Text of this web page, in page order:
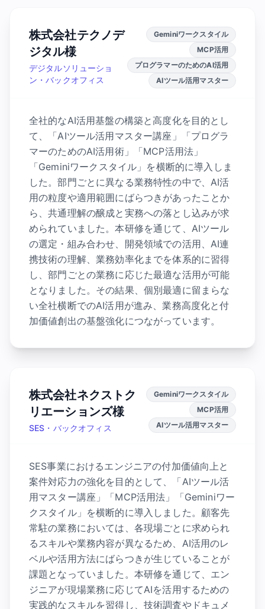
株式会社テクノデ
ジタル様
デジタルソリューショ
ン・バックオフィス
Geminiワークスタイル
MCP活用
プログラマーのためのAI活用
AIツール活用マスター
全社的なAI活用基盤の構築と高度化を目的とし
て、「AIツール活用マスター講座」「プログラ
マーのためのAI活用術」「MCP活用法」
「Geminiワークスタイル」を横断的に導入しま
した。部門ごとに異なる業務特性の中で、AI活
用の粒度や適用範囲にばらつきがあったことか
ら、共通理解の醸成と実務への落とし込みが求
められていました。本研修を通じて、AIツール
の選定・組み合わせ、開発領域での活用、AI連
携技術の理解、業務効率化までを体系的に習得
し、部門ごとの業務に応じた最適な活用が可能
となりました。その結果、個別最適に留まらな
い全社横断でのAI活用が進み、業務高度化と付
加価値創出の基盤強化につながっています。
株式会社ネクストク
リエーションズ様
SES・バックオフィス
Geminiワークスタイル
MCP活用
AIツール活用マスター
SES事業におけるエンジニアの付加価値向上と
案件対応力の強化を目的として、「AIツール活
用マスター講座」「MCP活用法」「Geminiワー
クスタイル」を横断的に導入しました。顧客先
常駐の業務においては、各現場ごとに求められ
るスキルや業務内容が異なるため、AI活用のレ
ベルや活用方法にばらつきが生じていることが
課題となっていました。本研修を通じて、エン
ジニアが現場業務に応じてAIを活用するための
実践的なスキルを習得し、技術調査やドキュメ